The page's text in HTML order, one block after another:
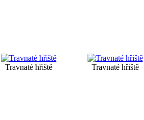
Travnaté hřiště Travnaté hřiště